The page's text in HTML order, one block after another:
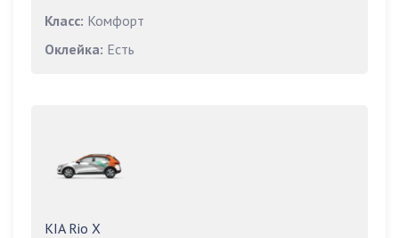
Класс: Комфорт
Оклейка: Есть
KIA Rio X